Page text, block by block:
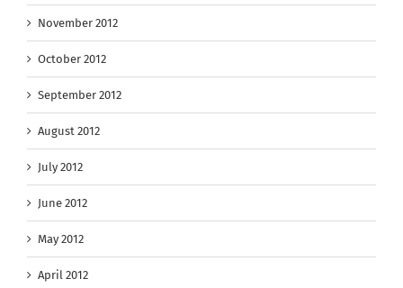
November 2012
October 2012
September 2012
August 2012
July 2012
June 2012
May 2012
April 2012